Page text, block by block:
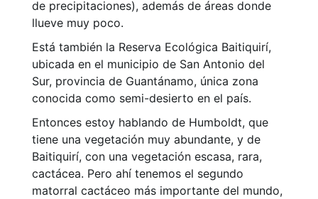
de precipitaciones), además de áreas donde
llueve muy poco.
Está también la Reserva Ecológica Baitiquirí,
ubicada en el municipio de San Antonio del
Sur, provincia de Guantánamo, única zona
conocida como semi-desierto en el país.
Entonces estoy hablando de Humboldt, que
tiene una vegetación muy abundante, y de
Baitiquirí, con una vegetación escasa, rara,
cactácea. Pero ahí tenemos el segundo
matorral cactáceo más importante del mundo,